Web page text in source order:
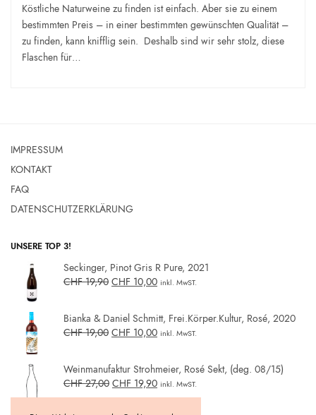
Köstliche Naturweine zu finden ist einfach. Aber sie zu einem
bestimmten Preis – in einer bestimmten gewünschten Qualität –
zu finden, kann knifflig sein. Deshalb sind wir sehr stolz, diese
Flaschen für…
IMPRESSUM
KONTAKT
FAQ
DATENSCHUTZERKLÄRUNG
UNSERE TOP 3!
Seckinger, Pinot Gris R Pure, 2021
CHF19,90 CHF 10,00 inkl. MwST.
Bianka & Daniel Schmitt, Frei.Körper.Kultur, Rosé, 2020
CHF19,00 CHF 10,00 inkl. MwST.
Weinmanufaktur Strohmeier, Rosé Sekt, (deg. 08/15)
CHF27,00 CHF 19,90 inkl. MwST.